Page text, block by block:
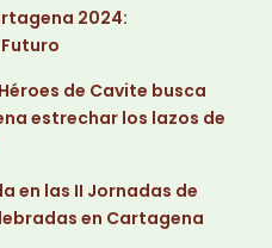
2024:
de Cavite busca
estrechar los lazos de
en las II Jornadas de
en Cartagena